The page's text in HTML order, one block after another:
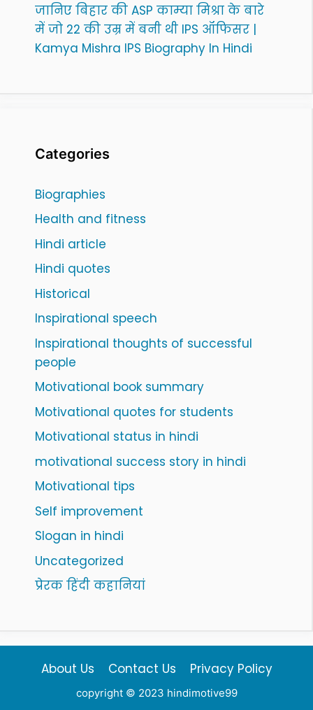
जानिए बिहार की ASP काम्या मिश्रा के बारे
में जो 22 की उम्र में बनी थी IPS ऑफिसर |
Kamya Mishra IPS Biography In Hindi
Categories
Biographies
Health and fitness
Hindi article
Hindi quotes
Historical
Inspirational speech
Inspirational thoughts of successful
people
Motivational book summary
Motivational quotes for students
Motivational status in hindi
motivational success story in hindi
Motivational tips
Self improvement
Slogan in hindi
Uncategorized
प्रेरक हिंदी कहानियां
About Us Contact Us Privacy Policy
copyright © 2023 hindimotive99